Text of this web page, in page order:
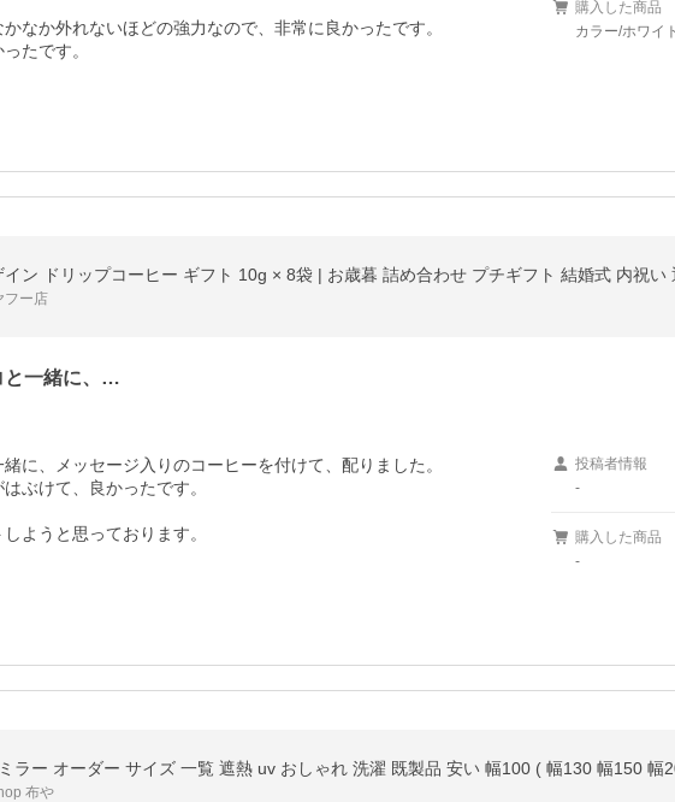
なか外れないほどの強力なので、非常に良かったです。
たです。
購入した商品
カラー/ホワイト
フー店
と一緒に、…
に、メッセージ入りのコーヒーを付けて、配りました。
ぶけて、良かったです。
ようと思っております。
投稿者情報
-
購入した商品
-
ラー オーダー サイズ 一覧 遮熱 uv おしゃれ 洗濯 既製品 安い 幅100 ( 幅130 幅150 幅
布や